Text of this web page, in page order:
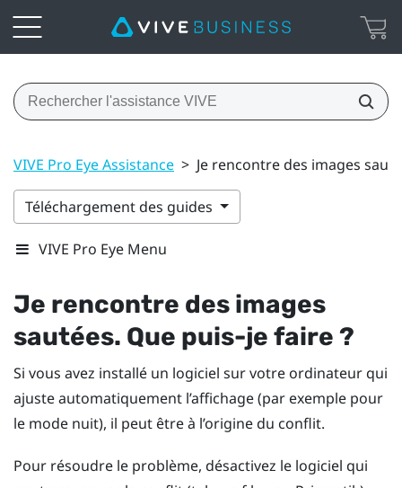
VIVE Pro Eye Assistance > Je rencontre des images
Téléchargement des guides
VIVE Pro Eye Menu
Je rencontre des images
sautées. Que puis-je faire ?
Si vous avez installé un logiciel sur votre ordinateur qui
ajuste automatiquement l’affichage (par exemple pour
le mode nuit), il peut être à l’origine du conflit.
Pour résoudre le problème, désactivez le logiciel qui